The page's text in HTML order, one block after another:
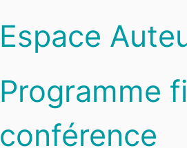
Espace
Programme
conférence